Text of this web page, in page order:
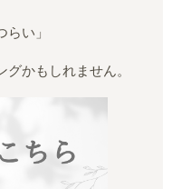
らい」
かもしれません。